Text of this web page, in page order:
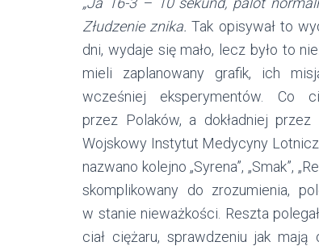
Złudzenie znika. Tak opisywał to
dni, wydaje się mało, lecz było to
mieli zaplanowany grafik, ich
wcześniej eksperymentów. Co
przez Polaków, a dokładniej
Wojskowy Instytut Medycyny
nazwano kolejno „Syrena”, „Smak”,
skomplikowany do zrozumienia,
w stanie nieważkości. Reszta
ciał ciężaru, sprawdzeniu jak